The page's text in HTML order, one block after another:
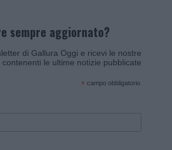
sempre aggiornato?
di Gallura Oggi e ricevi le nostre
le ultime notizie pubblicate
* campo obbligatorio